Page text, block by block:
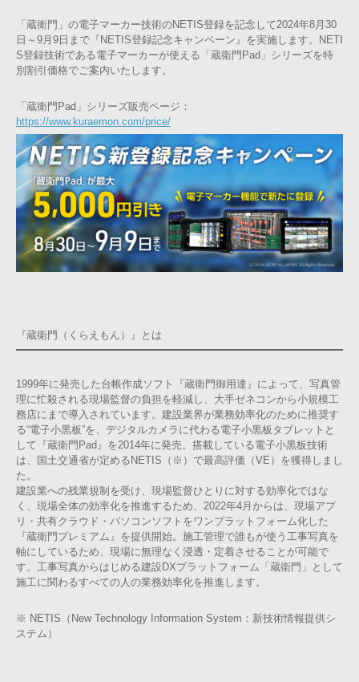
「蔵衛門」の電子マーカー技術のNETIS登録を記念して2024年8月30
日～9月9日まで『NETIS登録記念キャンペーン』を実施します。NETI
S登録技術である電子マーカーが使える「蔵衛門Pad」シリーズを特
別割引価格でご案内いたします。
「蔵衛門Pad」シリーズ販売ページ：
https://www.kuraemon.com/price/
『蔵衛門（くらえもん）』とは
1999年に発売した台帳作成ソフト『蔵衛門御用達』によって、写真管
理に忙殺される現場監督の負担を軽減し、大手ゼネコンから小規模工
務店にまで導入されています。建設業界が業務効率化のために推奨す
る“電子小黒板”を、デジタルカメラに代わる電子小黒板タブレットと
して『蔵衛門Pad』を2014年に発売。搭載している電子小黒板技術
は、国土交通省が定めるNETIS（※）で最高評価（VE）を獲得しまし
た。
建設業への残業規制を受け、現場監督ひとりに対する効率化ではな
く、現場全体の効率化を推進するため、2022年4月からは、現場アプ
リ・共有クラウド・パソコンソフトをワンプラットフォーム化した
『蔵衛門プレミアム』を提供開始。施工管理で誰もが使う工事写真を
軸にしているため、現場に無理なく浸透・定着させることが可能で
す。工事写真からはじめる建設DXプラットフォーム「蔵衛門」として
施工に関わるすべての人の業務効率化を推進します。
※ NETIS（New Technology Information System：新技術情報提供シ
ステム）